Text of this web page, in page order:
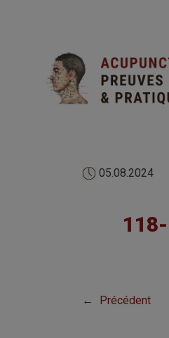
05.08.2024
← Précédent